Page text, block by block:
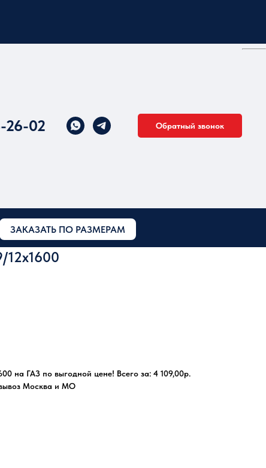
26-02 Обратный звонок
ЗАКАЗАТЬ ПО РАЗМЕРАМ
12x1600
на ГАЗ по выгодной цене! Всего за: 4 109,00р.
Москва и МО